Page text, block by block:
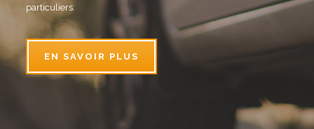
particuliers.
EN SAVOIR PLUS